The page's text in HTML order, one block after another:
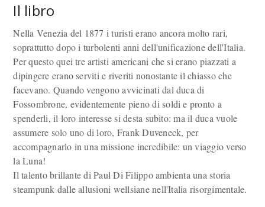
Il libro
Nella Venezia del 1877 i turisti erano ancora molto rari,
soprattutto dopo i turbolenti anni dell'unificazione dell'Italia.
Per questo quei tre artisti americani che si erano piazzati a
dipingere erano serviti e riveriti nonostante il chiasso che
facevano. Quando vengono avvicinati dal duca di
Fossombrone, evidentemente pieno di soldi e pronto a
spenderli, il loro interesse si desta subito: ma il duca vuole
assumere solo uno di loro, Frank Duveneck, per
accompagnarlo in una missione incredibile: un viaggio verso
la Luna!
Il talento brillante di Paul Di Filippo ambienta una storia
steampunk dalle allusioni wellsiane nell'Italia risorgimentale.